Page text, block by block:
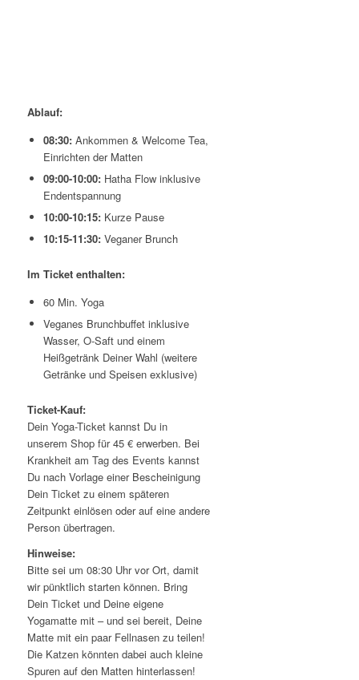
Ablauf:
08:30:Ankommen & Welcome Tea,
Einrichten der Matten
09:00-10:00:Hatha Flow inklusive
Endentspannung
10:00-10:15:Kurze Pause
10:15-11:30:Veganer Brunch
Im Ticket enthalten:
60 Min. Yoga
Veganes Brunchbuffet inklusive
Wasser, O-Saft und einem
Heißgetränk Deiner Wahl (weitere
Getränke und Speisen exklusive)
Ticket-Kauf:
Dein Yoga-Ticket kannst Du in
unserem Shop für 45 € erwerben. Bei
Krankheit am Tag des Events kannst
Du nach Vorlage einer Bescheinigung
Dein Ticket zu einem späteren
Zeitpunkt einlösen oder auf eine andere
Person übertragen.
Hinweise:
Bitte sei um 08:30 Uhr vor Ort, damit
wir pünktlich starten können. Bring
Dein Ticket und Deine eigene
Yogamatte mit – und sei bereit, Deine
Matte mit ein paar Fellnasen zu teilen!
Die Katzen könnten dabei auch kleine
Spuren auf den Matten hinterlassen!